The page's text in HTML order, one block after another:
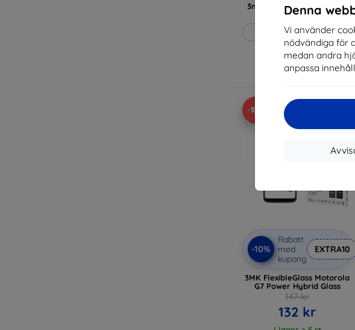
Denna
Vi använder
nödvändiga för
medan andra
anpassa
3mk Anti-Shock protective
glass
Tillverkat efter mått
214 kr
193 kr
-10%
-10%
Rabatt
med
kupong
EXTRA10
3MK FlexibleGlass Motorola
G7 Power Hybrid Glass
147 kr
132 kr